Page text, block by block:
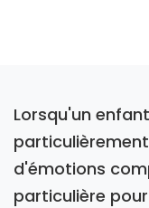
Lorsqu'un
d'émotions
particulière